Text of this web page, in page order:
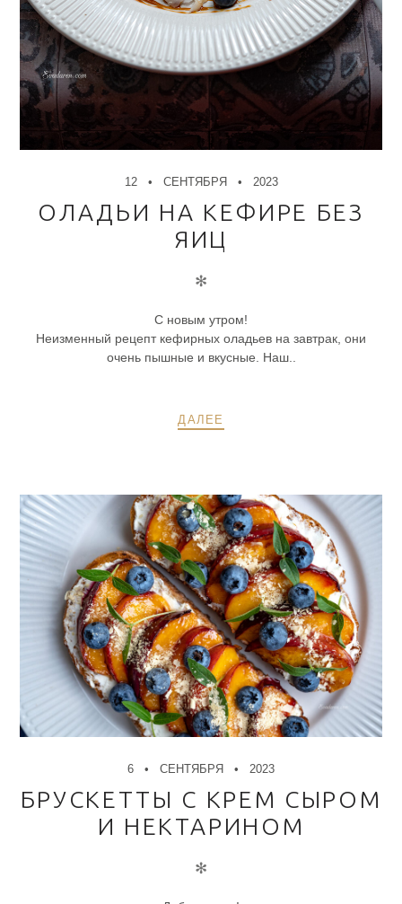
12 СЕНТЯБРЯ 2023
ОЛАДЬИ НА КЕФИРЕ БЕЗ
ЯИЦ
✻
С новым утром!
Неизменный рецепт кефирных оладьев на завтрак, они
очень пышные и вкусные. Наш..
ДАЛЕЕ
6 СЕНТЯБРЯ 2023
БРУСКЕТТЫ С КРЕМ СЫРОМ
И НЕКТАРИНОМ
✻